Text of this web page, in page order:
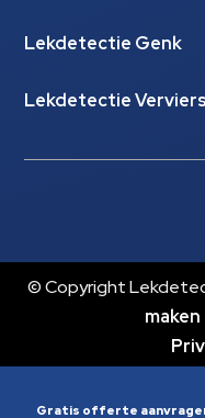
Lekdetectie Genk
Lekdetectie Verviers
© Copyright
Gratis offerte